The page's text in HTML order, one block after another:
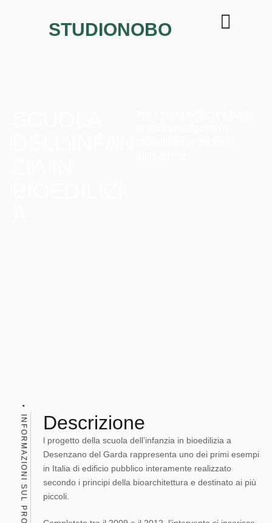
STUDIONOBO
INFORMAZIONI SUL PROGETTO Descrizione
l progetto della scuola dell’infanzia in bioedilizia a
Desenzano del Garda rappresenta uno dei primi esempi
in Italia di edificio pubblico interamente realizzato
secondo i principi della bioarchitettura e destinato ai più
piccoli.